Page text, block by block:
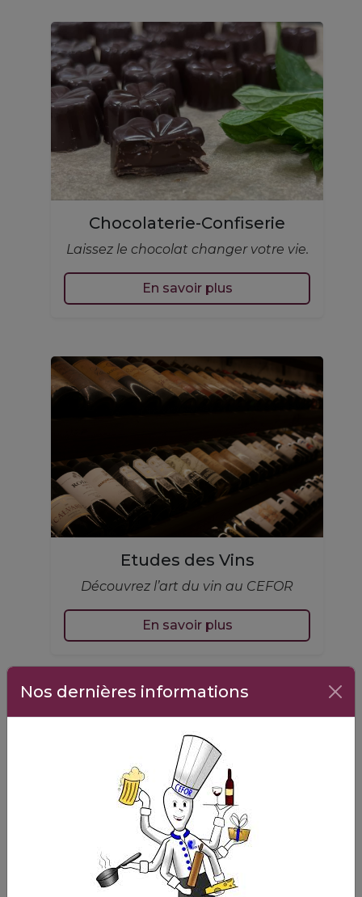
Chocolaterie-Confiserie
Laissez le chocolat changer votre vie.
En savoir plus
Etudes des Vins
Découvrez l’art du vin au CEFOR
En savoir plus
Nos dernières informations